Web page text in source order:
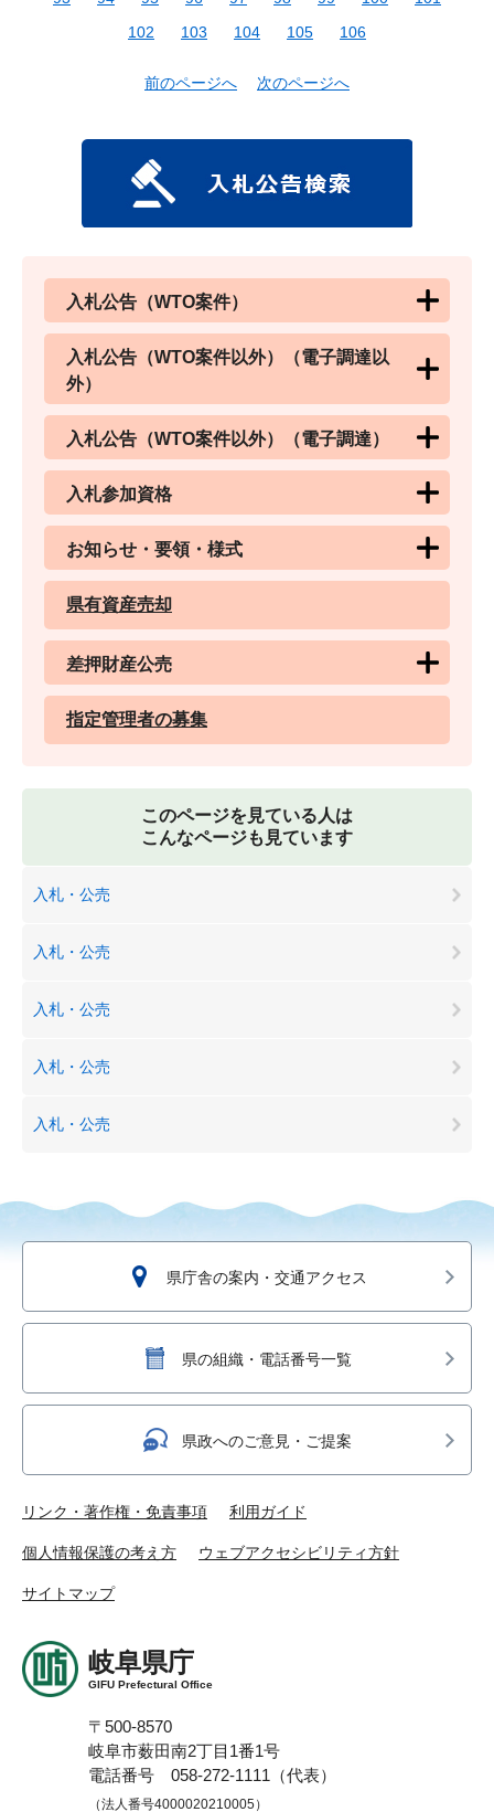
102
103 104 105 106
前のページへ 次のページへ
入札公告（WTO案件）
入札公告（WTO案件以外）（電子調達以
外）
入札公告（WTO案件以外）（電子調達）
入札参加資格
お知らせ・要領・様式
県有資産売却
差押財産公売
指定管理者の募集
このページを見ている人は
こんなページも見ています
入札・公売
入札・公売
入札・公売
入札・公売
入札・公売
県庁舎の案内・交通アクセス
県の組織・電話番号一覧
県政へのご意見・ご提案
リンク・著作権・免責事項 利用ガイド
個人情報保護の考え方 ウェブアクセシビリティ方針
サイトマップ
岐阜県庁
GIFU Prefectural Office
〒500-8570
岐阜市薮田南2丁目1番1号
電話番号 058-272-1111（代表）
（法人番号4000020210005）